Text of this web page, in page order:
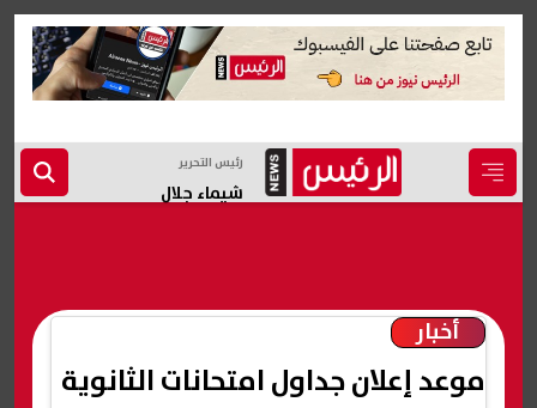
رئيس التحرير
شيماء جلال
أخبار
موعد إعلان جداول امتحانات الثانوية